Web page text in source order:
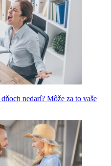
nedarí? Môže za to vaše